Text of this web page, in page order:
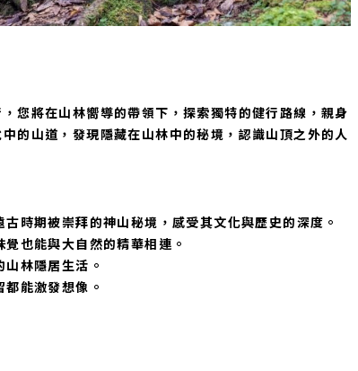
您將在山林嚮導的帶領下，探索獨特的健行路線，親身
的山道，發現隱藏在山林中的秘境，認識山頂之外的人
時期被崇拜的神山秘境，感受其文化與歷史的深度。
也能與大自然的精華相連。
林隱居生活。
能激發想像。